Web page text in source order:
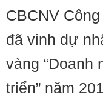
CBCNV
đã vinh dự
vàng “Doanh
triển” năm